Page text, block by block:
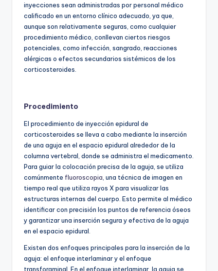
inyecciones sean administradas por personal médico
calificado en un entorno clínico adecuado, ya que,
aunque son relativamente seguras, como cualquier
procedimiento médico, conllevan ciertos riesgos
potenciales, como infección, sangrado, reacciones
alérgicas o efectos secundarios sistémicos de los
corticosteroides.
Procedimiento
El procedimiento de inyección epidural de
corticosteroides se lleva a cabo mediante la inserción
de una aguja en el espacio epidural alrededor de la
columna vertebral, donde se administra el medicamento.
Para guiar la colocación precisa de la aguja, se utiliza
comúnmente fluoroscopia , una técnica de imagen en
tiempo real que utiliza rayos X para visualizar las
estructuras internas del cuerpo. Esto permite al médico
identificar con precisión los puntos de referencia óseos
y garantizar una inserción segura y efectiva de la aguja
en el espacio epidural.
Existen dos enfoques principales para la inserción de la
aguja: el enfoque interlaminar y el enfoque
transforaminal. En el enfoque interlaminar, la aguja se